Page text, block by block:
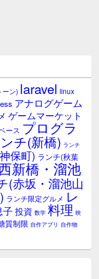
ーン) laravel linux
アナログゲーム
ゲームマーケット
ース プログラ
チ(新橋) ランチ
保町) ランチ(秋葉
新橋・溜池
(赤坂・溜池山
ランチ限定グルメ レ
子 投資 数学 料理 映
質制限 自作アプリ 自作物